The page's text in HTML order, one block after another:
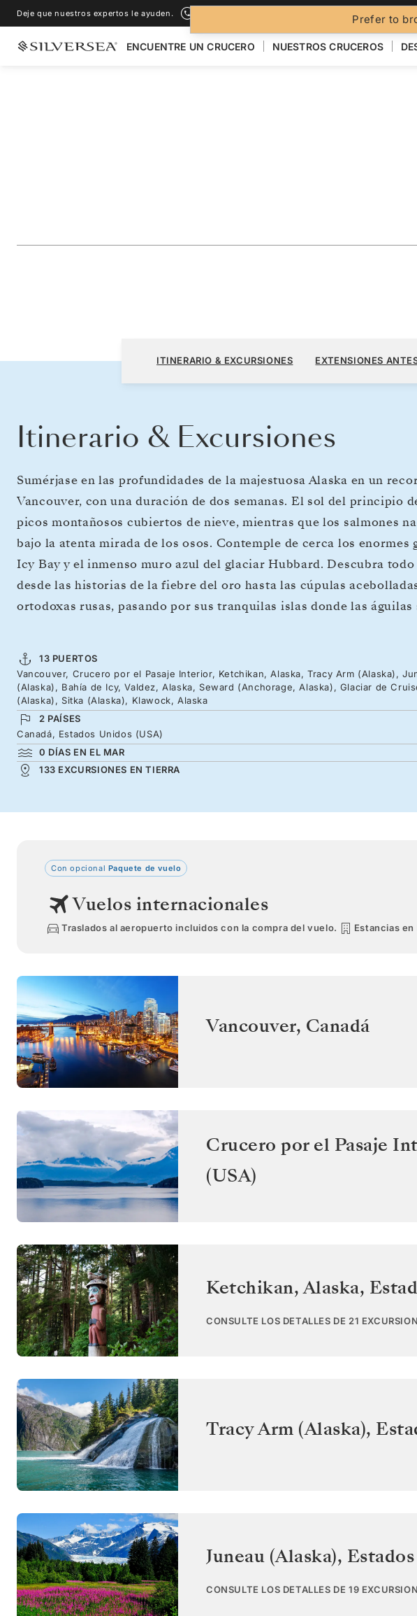
Prefer to
Deje que nuestros expertos le ayuden.
ENCUENTRE UN CRUCERO NUESTROS CRUCEROS
Vancouver a Vancouver
14
ITINERARIO & EXCURSIONES EXTENSIONES
Itinerario & Excursiones
Sumérjase en las profundidades de la majestuosa Alaska en un
Vancouver, con una duración de dos semanas. El sol del principio
picos montañosos cubiertos de nieve, mientras que los salmones
bajo la atenta mirada de los osos. Contemple de cerca los enormes
Icy Bay y el inmenso muro azul del glaciar Hubbard. Descubra
desde las historias de la fiebre del oro hasta las cúpulas
ortodoxas rusas, pasando por sus tranquilas islas donde las águilas
13 PUERTOS
Vancouver, Crucero por el Pasaje Interior, Ketchikan, Alaska, Tracy Arm (Alaska),
(Alaska), Bahía de Icy, Valdez, Alaska, Seward (Anchorage, Alaska), Glaciar de
(Alaska), Sitka (Alaska), Klawock, Alaska
2 PAÍSES
Canadá, Estados Unidos (USA)
0 DÍAS EN EL MAR
133 EXCURSIONES EN TIERRA
Con opcional Paquete de vuelo
Vuelos internacionales
Traslados al aeropuerto incluidos con la compra del vuelo. Estancias
Vancouver, Canadá
Crucero por el Pasaje
(USA)
Ketchikan, Alaska,
CONSULTE LOS DETALLES DE 21
Tracy Arm (Alaska),
Juneau (Alaska),
CONSULTE LOS DETALLES DE 19